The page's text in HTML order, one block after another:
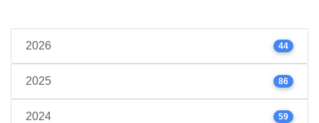
2026 44
2025 86
2024 59